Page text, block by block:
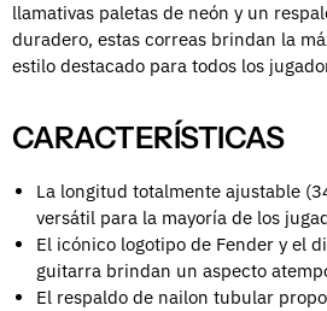
llamativas paletas de neón y un
duradero, estas correas brindan la
estilo destacado para todos los
CARACTERÍSTICAS
La longitud totalmente ajustable
versátil para la mayoría de los
El icónico logotipo de Fender y el
guitarra brindan un aspecto
El respaldo de nailon tubular